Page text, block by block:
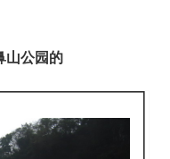
山公园的